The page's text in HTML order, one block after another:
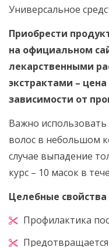
Универсальное
Приобрести
на официальном
лекарственными
экстрактами – цена
зависимости от
Важно использовать
волос в небольшом
случае выпадение
курс – 10 масок в
Целебные
Профилактика